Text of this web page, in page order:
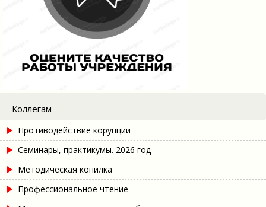
Коллегам
Противодействие корупции
Семинары, практикумы. 2026 год
Методическая копилка
Профессиональное чтение